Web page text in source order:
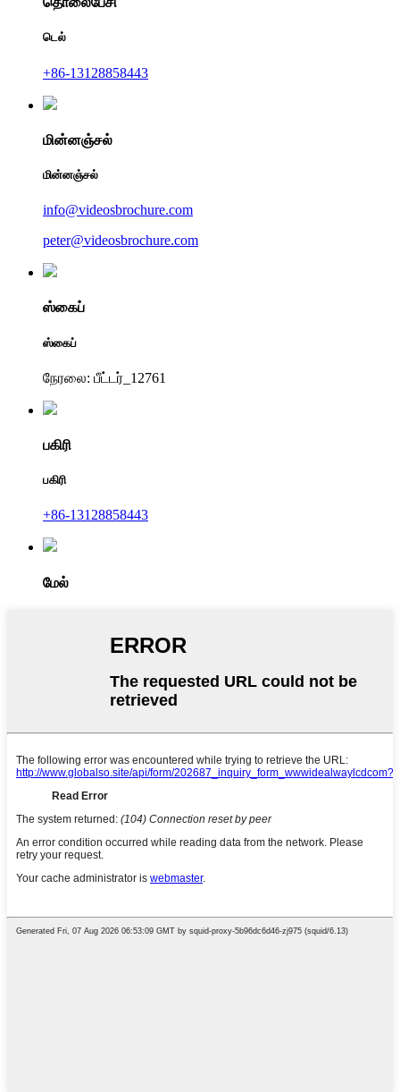
டெல்
+86-13128858443
மின்னஞ்சல்
மின்னஞ்சல்
info@videosbrochure.com
peter@videosbrochure.com
ஸ்கைப்
ஸ்கைப்
நேரலை: பீட்டர்_12761
பகிரி
பகிரி
+86-13128858443
மேல்